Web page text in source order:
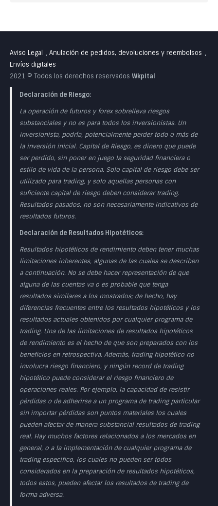
Aviso Legal • Anulación de pedidos, devoluciones y reembolsos •
Envíos digitales
2021 © Todos los derechos reservados Wkpital
Declaración de Riesgo:
La operación de futuros y forex sobrelleva riesgos
substanciales y no es para todos los inversionistas. Un
inversionista, podría, potencialmente perder todo o más de
la inversión inicial. Capital de Riesgo, es dinero que puede
ser perdido, sin poner en juego la seguridad financiera o
estilo de vida de la persona. Solo capital de riesgo debe ser
utilizado para trading, y solo aquellas personas con
suficiente capital de riesgo deben considerar trading.
Resultados pasados, no son necesariamente indicativos de
resultados futuros.
Declaración de Resultados Hipotéticos:
Resultados hipotéticos de rendimiento deben tener muchas
limitaciones inherentes, algunas de las cuales se describen
a continuación. No se debe hacer representación de que
alguna de las cuentas va o es probable que tenga
resultados similares a los mostrados; de hecho, hay
diferencias frecuentes entre los resultados hipotéticos y los
resultados actuales obtenidos por cualquier programa de
trading. Una de las limitaciones de resultados hipotéticos
de rendimiento es el hecho de que son preparados con los
beneficios en retrospectiva. Además, trading hipotético no
involucra riesgo financiero, y ningún record de trading
hipotético puede considerar el riesgo financiero de
operaciones reales. Por ejemplo, la capacidad de resistir
pérdidas o de adherirse a un programa de trading particular
sin importar pérdidas son puntos materiales los cuales
pueden afectar de manera substancial resultados de trading
real. Hay muchos factores relacionados a los mercados en
general, o a la implementación de cualquier programa de
trading especifico, los cuales no pueden ser todos
considerados en la preparación de resultados hipotéticos,
todos estos, pueden afectar los resultados de trading de
forma adversa.